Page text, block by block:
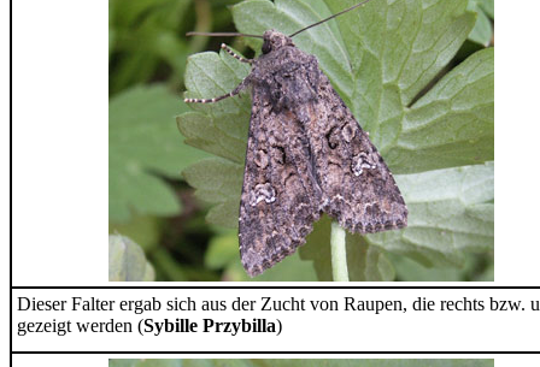
Dieser Falter ergab sich aus der Zucht von Raupen, die rechts bzw.
gezeigt werden (Sybille Przybilla)